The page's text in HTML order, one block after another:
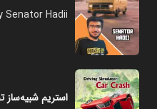
Senator Hadii
استریم